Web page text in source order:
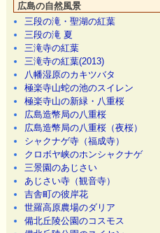
広島の自然風景
三段の滝・聖湖の紅葉
三段の滝 夏
三滝寺の紅葉
三滝寺の紅葉(2013)
八幡湿原のカキツバタ
極楽寺山蛇の池のスイレン
極楽寺山の新緑・八重桜
広島造幣局の八重桜
広島造幣局の八重桜（夜桜）
シャクナゲ寺（福成寺）
クロボヤ峡のホンシャクナゲ
三景園のあじさい
あじさい寺（観音寺）
吉舎町の彼岸花
世羅高原農場のダリア
備北丘陵公園のコスモス